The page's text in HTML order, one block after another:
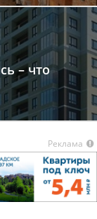
– что
Реклама